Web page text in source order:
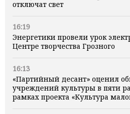
отключат свет
16:19
Энергетики провели урок
Центре творчества Грозного
16:13
«Партийный десант» оценил
учреждений культуры в пяти
рамках проекта «Культура